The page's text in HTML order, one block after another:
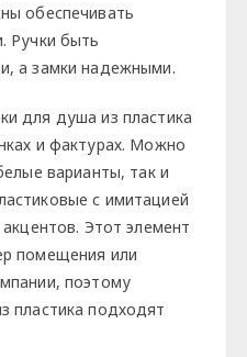
обеспечивать
Ручки быть
а замки надежными.
для душа из пластика
и фактурах. Можно
варианты, так и
с имитацией
Этот элемент
помещения или
поэтому
пластика подходят